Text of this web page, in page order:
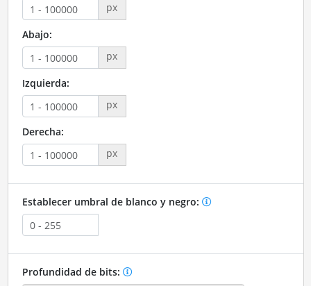
px
Abajo:
px
Izquierda:
px
Derecha:
px
Establecer umbral de blanco y negro:
Profundidad de bits: